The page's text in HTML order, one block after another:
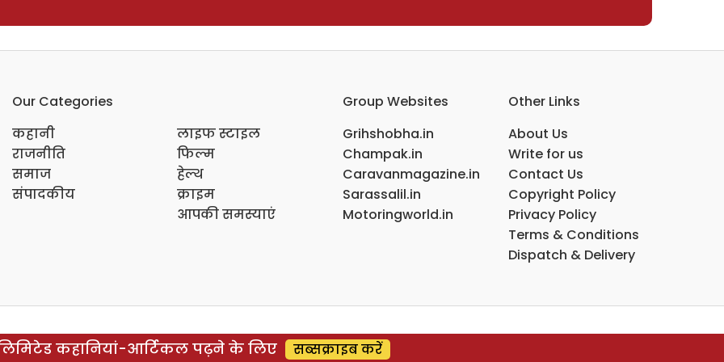
Our Categories
कहानी
राजनीति
समाज
संपादकीय
लाइफ स्टाइल
फिल्म
हेल्थ
क्राइम
आपकी समस्याएं
Group Websites
Grihshobha.in
Champak.in
Caravanmagazine.in
Sarassalil.in
Motoringworld.in
Other Links
About Us
Write for us
Contact Us
Copyright Policy
Privacy Policy
Terms & Conditions
Dispatch & Delivery
कहानियां-आर्टिकल पढ़ने के लिए सब्सक्राइब करें